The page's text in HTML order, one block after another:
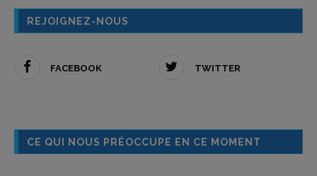
REJOIGNEZ-NOUS
FACEBOOK TWITTER
CE QUI NOUS PRÉOCCUPE EN CE MOMENT